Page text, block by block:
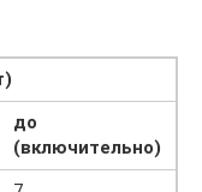
до
(включительно)